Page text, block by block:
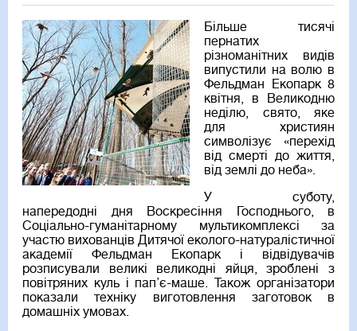
Більше тисячі
пернатих
різноманітних видів
випустили на волю в
Фельдман Екопарк 8
квітня, в Великодню
неділю, свято, яке
для християн
символізує «перехід
від смерті до життя,
від землі до неба».
У суботу,
напередодні дня Воскресіння Господнього, в
Соціально-гуманітарному мультикомплексі за
участю вихованців Дитячої еколого-натуралістичної
академії Фельдман Екопарк і відвідувачів
розписували великі великодні яйця, зроблені з
повітряних куль і пап’є-маше. Також організатори
показали техніку виготовлення заготовок в
домашніх умовах.